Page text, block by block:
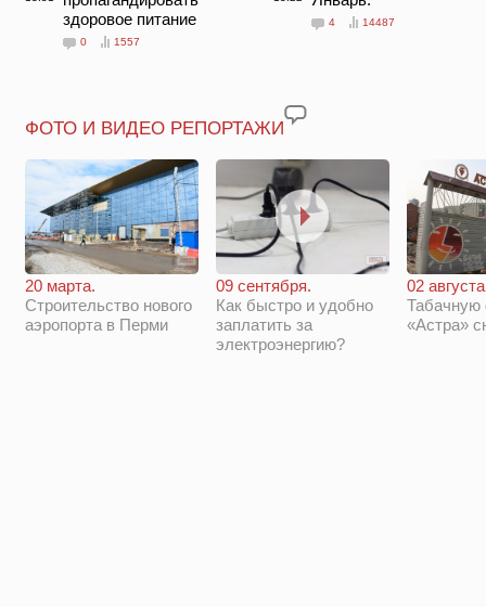
здоровое питание
0 1557
4 14487
ФОТО И ВИДЕО РЕПОРТАЖИ
20 марта.
Строительство нового
аэропорта в Перми
09 сентября.
Как быстро и удобно
заплатить за
электроэнергию?
02
Табачную
«Астра»